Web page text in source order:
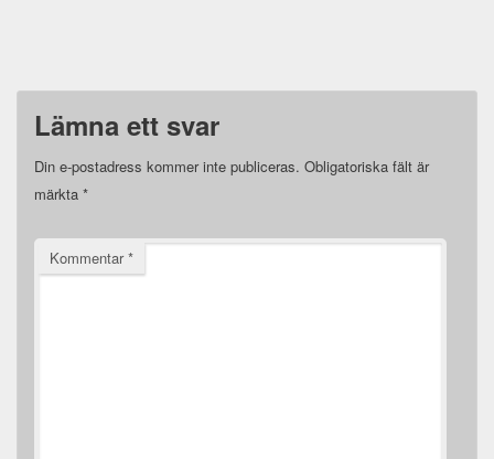
Lämna ett svar
Din e-postadress kommer inte publiceras. Obligatoriska fält är
märkta *
Kommentar*